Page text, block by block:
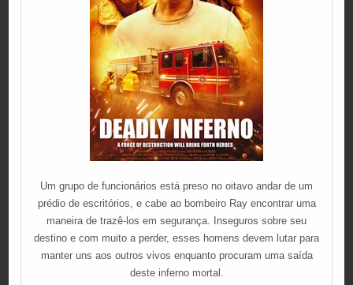
Um grupo de funcionários está preso no oitavo andar de um
prédio de escritórios, e cabe ao bombeiro Ray encontrar uma
maneira de trazê-los em segurança. Inseguros sobre seu
destino e com muito a perder, esses homens devem lutar para
manter uns aos outros vivos enquanto procuram uma saída
deste inferno mortal.